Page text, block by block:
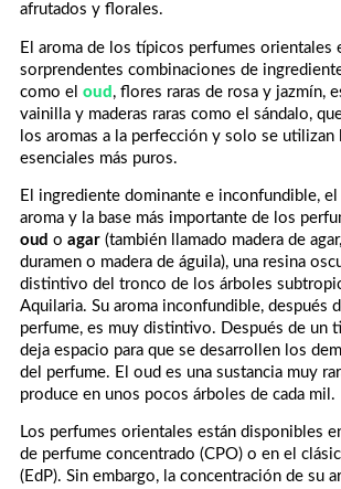
afrutados y florales.
El aroma de los típicos perfumes orientales
sorprendentes combinaciones de
como el oud , flores raras de rosa y jazmín,
vainilla y maderas raras como el sándalo,
los aromas a la perfección y solo se utilizan
esenciales más puros.
El ingrediente dominante e inconfundible, el
aroma y la base más importante de los
oud o agar(también llamado madera de
duramen o madera de águila), una resina
distintivo del tronco de los árboles
Aquilaria. Su aroma inconfundible, después
perfume, es muy distintivo. Después de un
deja espacio para que se desarrollen los
del perfume. El oud es una sustancia muy
produce en unos pocos árboles de cada mil.
Los perfumes orientales están disponibles
de perfume concentrado (CPO) o en el
(EdP). Sin embargo, la concentración de su